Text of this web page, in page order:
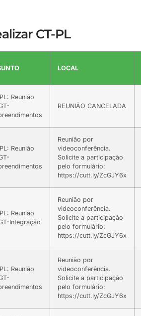
CT-PL
LOCAL
Reunião
REUNIÃO CANCELADA
Reunião
Reunião por
videoconferência.
Solicite a participação
pelo formulário:
https://cutt.ly/ZcGJY6x
Reunião
Integração
Reunião por
videoconferência.
Solicite a participação
pelo formulário:
https://cutt.ly/ZcGJY6x
Reunião
Reunião por
videoconferência.
Solicite a participação
pelo formulário:
https://cutt.ly/ZcGJY6x